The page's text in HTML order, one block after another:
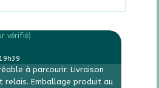
vérifié)
à parcourir. Livraison
relais. Emballage produit au